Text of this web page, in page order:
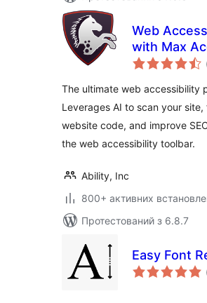
Web
with Max
The ultimate web accessibility
Leverages AI to scan your site,
website code, and improve
the web accessibility toolbar.
Ability, Inc
800+ активних
Протестований з 6.8.7
Easy Font